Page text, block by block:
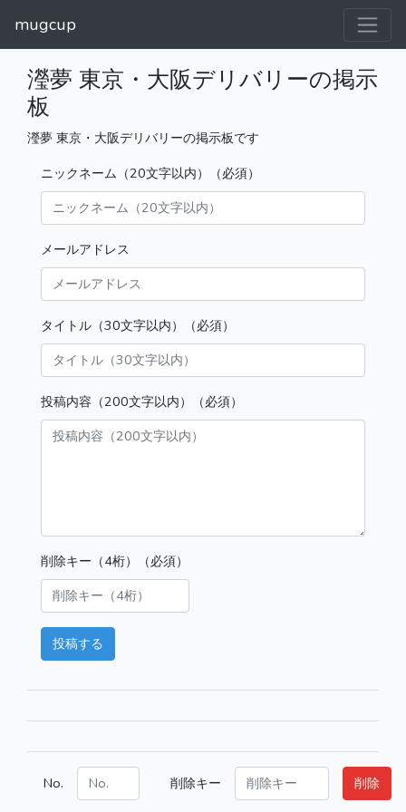
mugcup
瀅夢 東京・大阪デリバリーの掲示
板
瀅夢 東京・大阪デリバリーの掲示板です
ニックネーム（20文字以内）（必須）
メールアドレス
タイトル（30文字以内）（必須）
投稿内容（200文字以内）（必須）
削除キー（4桁）（必須）
投稿する
No. 削除キー 削除